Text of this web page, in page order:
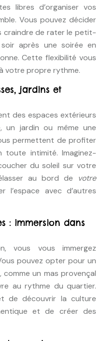
libres d’organiser vos
Vous pouvez décider
craindre de rater le petit-
après une soirée en
Cette flexibilité vous
votre propre rythme.
jardins et
des espaces extérieurs
un jardin ou même une
permettent de profiter
toute intimité. Imaginez-
du soleil sur votre
au bord de votre
l’espace avec d’autres
: immersion dans
vous vous immergez
pouvez opter pour un
un mas provençal
au rythme du quartier.
de découvrir la culture
et de créer des